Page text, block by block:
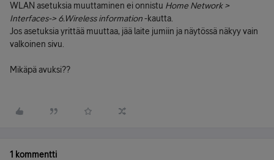
WLAN asetuksia muuttaminen ei onnistu Home Network >
Interfaces-> 6.Wireless information-kautta.
Jos asetuksia yrittää muuttaa, jää laite jumiin ja näytössä näkyy vain
valkoinen sivu.
Mikäpä avuksi??
1 kommentti